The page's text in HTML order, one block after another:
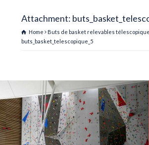
Attachment:
Home
Buts de basket relevables
buts_basket_telescopique_5